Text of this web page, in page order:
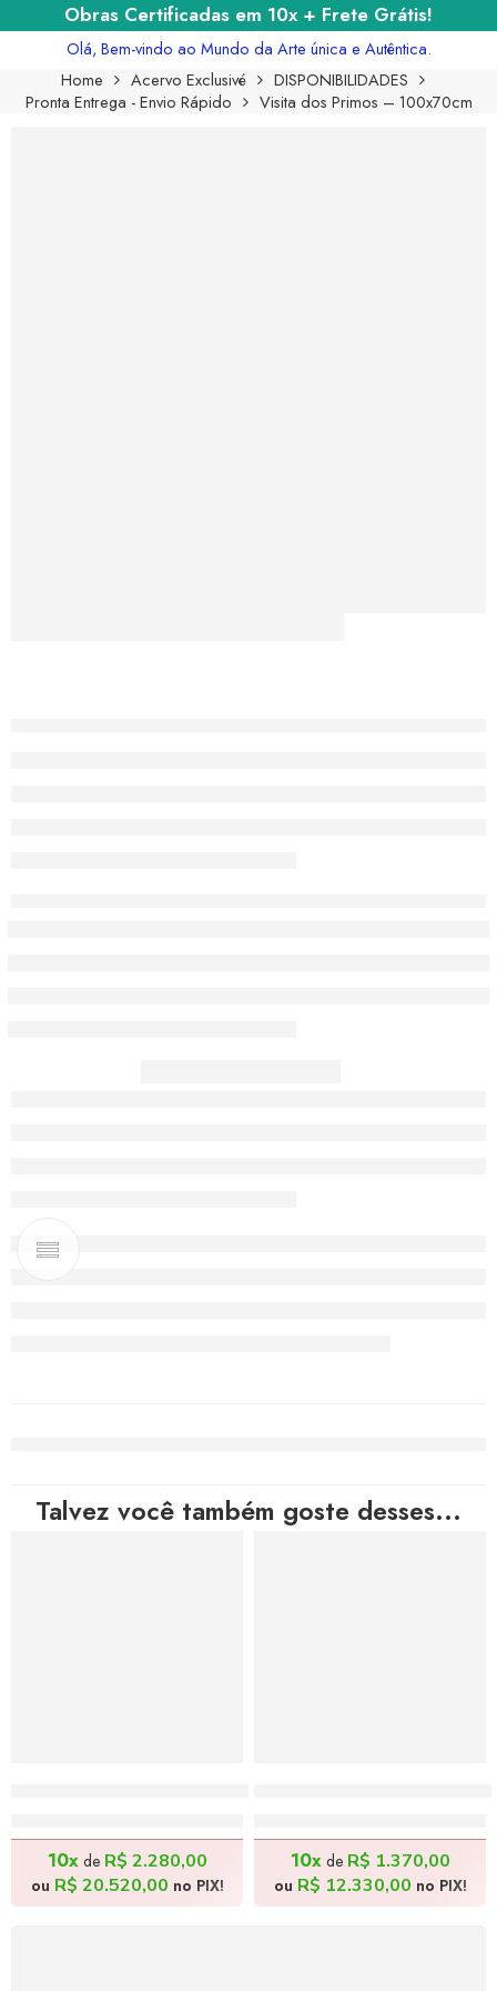
Obras Certificadas em 10x + Frete Grátis!
Olá, Bem-vindo ao Mundo da Arte única e Autêntica.
Home
Acervo Exclusivé
DISPONIBILIDADES
Pronta Entrega - Envio Rápido
Visita dos Primos – 100x70cm
Talvez você também goste desses...
10xde R$ 2.280,00
ou R$ 20.520,00 no PIX!
10xde R$ 1.370,00
ou R$ 12.330,00 no PIX!